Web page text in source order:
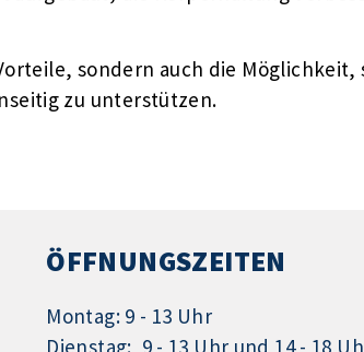
sondern auch die Möglichkeit,
zu unterstützen.
ÖFFNUNGSZEITEN
Montag: 9 - 13 Uhr